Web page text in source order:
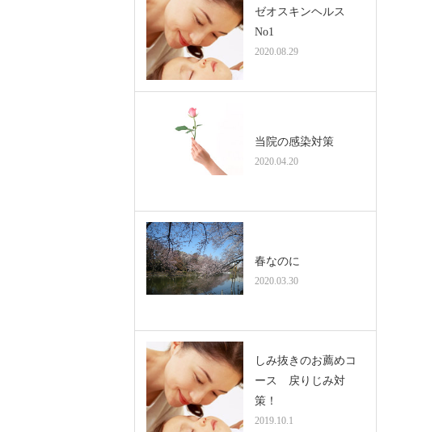
ゼオスキンヘルス
No1
2020.08.29
当院の感染対策
2020.04.20
春なのに
2020.03.30
しみ抜きのお薦めコ
ース 戻りじみ対
策！
2019.10.1